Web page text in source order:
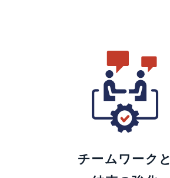
チームワークと